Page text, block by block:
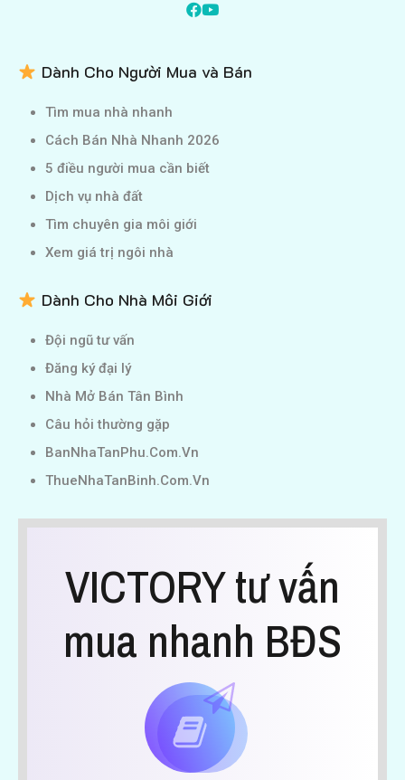
Dành Cho Người Mua và Bán
Tìm mua nhà nhanh
Cách Bán Nhà Nhanh 2026
5 điều người mua cần biết
Dịch vụ nhà đất
Tìm chuyên gia môi giới
Xem giá trị ngôi nhà
Dành Cho Nhà Môi Giới
Đội ngũ tư vấn
Đăng ký đại lý
Nhà Mở Bán Tân Bình
Câu hỏi thường gặp
BanNhaTanPhu.Com.Vn
ThueNhaTanBinh.Com.Vn
VICTORY tư vấn
mua nhanh BĐS